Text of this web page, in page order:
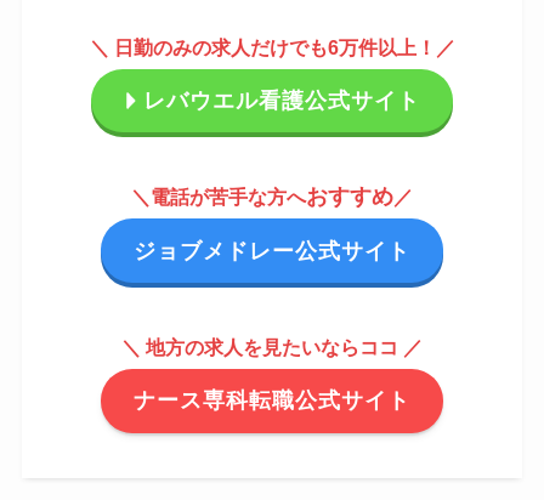
＼ 日勤のみの求人だけでも6万件以上！／
レバウエル看護公式サイト
＼ 電話が苦手な方へおすすめ／
ジョブメドレー公式サイト
＼ 地方の求人を見たいならココ ／
ナース専科転職公式サイト